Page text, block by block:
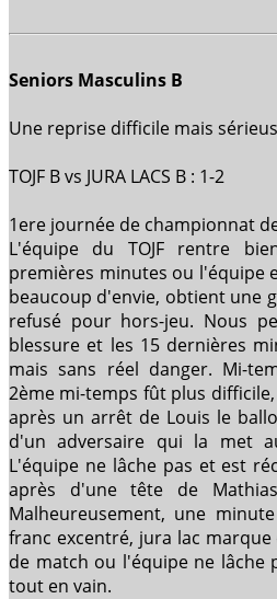
Seniors Masculins B
Une reprise difficile mais
TOJF B vs JURA LACS B : 1-2
1ere journée de championnat
L'équipe du TOJF rentre
premières minutes ou l'équipe
beaucoup d'envie, obtient une
refusé pour hors-jeu. Nous
blessure et les 15 dernières
mais sans réel danger. Mi-
2ème mi-temps fût plus
après un arrêt de Louis le
d'un adversaire qui la met
L'équipe ne lâche pas et est
après d'une tête de
Malheureusement, une
franc excentré, jura lac
de match ou l'équipe ne lâche
tout en vain.